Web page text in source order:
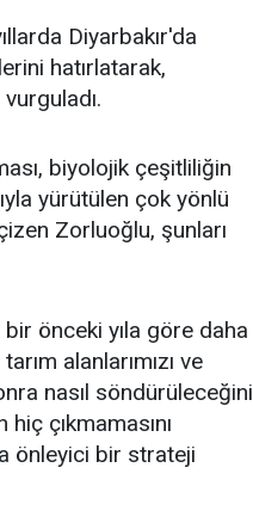
Diyarbakır'da
hatırlatarak,
biyolojik çeşitliliğin
yürütülen çok yönlü
Zorluoğlu, şunları
bir önceki yıla göre daha
alanlarımızı ve
nasıl söndürüleceğini
çıkmamasını
önleyici bir strateji